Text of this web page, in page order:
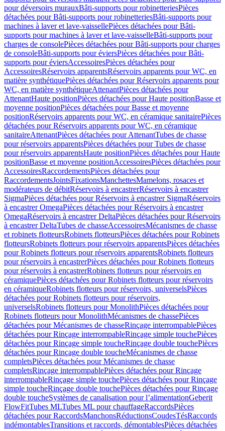
pour déversoirs murauxBâti-supports pour robinetteriesPièces
détachées pour Bâti-supports pour robinetteriesBâti-supports pour
machines à laver et lave-vaissellePièces détachées pour Bâti-
supports pour machines à laver et lave-vaisselleBâti-supports pour
charges de consolePièces détachées pour Bâti-supports pour charges
de consoleBâti-supports pour éviersPièces détachées pour Bâti-
supports pour éviersAccessoiresPièces détachées pour
AccessoiresRéservoirs apparentsRéservoirs apparents pour WC, en
matière synthétiquePièces détachées pour Réservoirs apparents pour
WC, en matière synthétiqueAttenantPièces détachées pour
AttenantHaute positionPièces détachées pour Haute positionBasse et
moyenne positionPièces détachées pour Basse et moyenne
positionRéservoirs apparents pour WC, en céramique sanitairePièces
détachées pour Réservoirs apparents pour WC, en céramique
sanitaireAttenantPièces détachées pour AttenantTubes de chasse
pour réservoirs apparentsPièces détachées pour Tubes de chasse
pour réservoirs apparentsHaute positionPièces détachées pour Haute
positionBasse et moyenne positionAccessoiresPièces détachées pour
AccessoiresRaccordementsPièces détachées pour
RaccordementsJointsFixationsManchettesMamelons, rosaces et
modérateurs de débitRéservoirs à encastrerRéservoirs à encastrer
SigmaPièces détachées pour Réservoirs à encastrer SigmaRéservoirs
à encastrer OmegaPièces détachées pour Réservoirs à encastrer
OmegaRéservoirs à encastrer DeltaPièces détachées pour Réservoirs
à encastrer DeltaTubes de chasseAccessoiresMécanismes de chasse
et robinets flotteursRobinets flotteursPièces détachées pour Robinets
flotteursRobinets flotteurs pour réservoirs apparentsPièces détachées
pour Robinets flotteurs pour réservoirs apparentsRobinets flotteurs
pour réservoirs à encastrerPièces détachées pour Robinets flotteurs
pour réservoirs à encastrerRobinets flotteurs pour réservoirs en
céramiquePièces détachées pour Robinets flotteurs pour réservoirs
en céramiqueRobinets flotteurs pour réservoirs, universelsPièces
détachées pour Robinets flotteurs pour réservoirs,
universelsRobinets flotteurs pour MonolithPièces détachées pour
Robinets flotteurs pour MonolithMécanismes de chassePièces
détachées pour Mécanismes de chasseRinçage interrompablePièces
détachées pour Rinçage interrompableRinçage simple touchePièces
détachées pour Rinçage simple toucheRinçage double touchePièces
détachées pour Rinçage double toucheMécanismes de chasse
completsPièces détachées pour Mécanismes de chasse
completsRinçage interrompablePièces détachées pour Rinçage
interrompableRinçage simple touchePièces détachées pour Rinçage
simple toucheRinçage double touchePièces détachées pour Rinçage
double toucheSystèmes de canalisation pour l’alimentationGeberit
FlowFitTubes MLTubes ML pour chauffageRaccordsPièces
détachées pour RaccordsManchonsRéductionsCoudesTésRaccords
indémontablesTransitions et raccords, démontablesPièces détachées